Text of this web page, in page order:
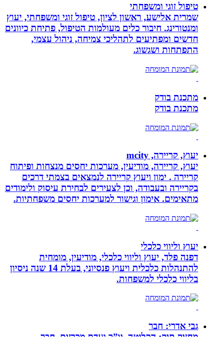
טיפול זוגי ומשפחתי
שמרית אלישע, ראשון לציון, טיפול זוגי ומשפחתי, יעוץ
ומנטורינג. חיבור כלים מעולמות הטיפול, פתיחת כיוונים
חדשים ומפתיעים לתהליכי צמיחה, ניהול עצמי,
התפתחות ושגשוג.
מתכנת בודק
מתכנת בודק
יעוץ, קריירה, mcity
יעוץ, קריירה, מודיעין, מערכות יחסים מנצחות ופיתוח
קריירה . ימון ויעוץ קריירה לנמצאים בצמתי דרכים
בקריירה ובעבודה, וכן לצעירים לבחירת עיסוק ולימודים
מתאימים. אימון וגישור למערכות יחסים משפחתיות.
יעוץ וליווי כלכלי
דפנה פלד, יעוץ וליווי כלכלי, מודיעין, מומחית
להתנהלות כלכלית ויעוץ פנסיוני, בעלת 14 שנה ניסיון
בליווי כלכלי למשפחות.
גבי אדרי: חבר